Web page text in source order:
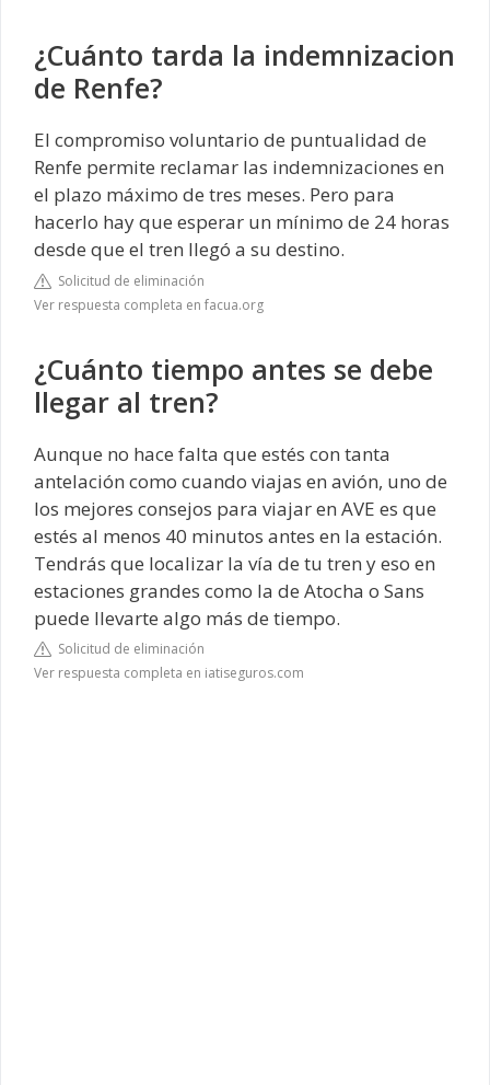
¿Cuánto tarda la indemnizacion
de Renfe?
El compromiso voluntario de puntualidad de
Renfe permite reclamar las indemnizaciones en
el plazo máximo de tres meses. Pero para
hacerlo hay que esperar un mínimo de 24 horas
desde que el tren llegó a su destino.
Solicitud de eliminación
Ver respuesta completa en facua.org
¿Cuánto tiempo antes se debe
llegar al tren?
Aunque no hace falta que estés con tanta
antelación como cuando viajas en avión, uno de
los mejores consejos para viajar en AVE es que
estés al menos 40 minutos antes en la estación.
Tendrás que localizar la vía de tu tren y eso en
estaciones grandes como la de Atocha o Sans
puede llevarte algo más de tiempo.
Solicitud de eliminación
Ver respuesta completa en iatiseguros.com